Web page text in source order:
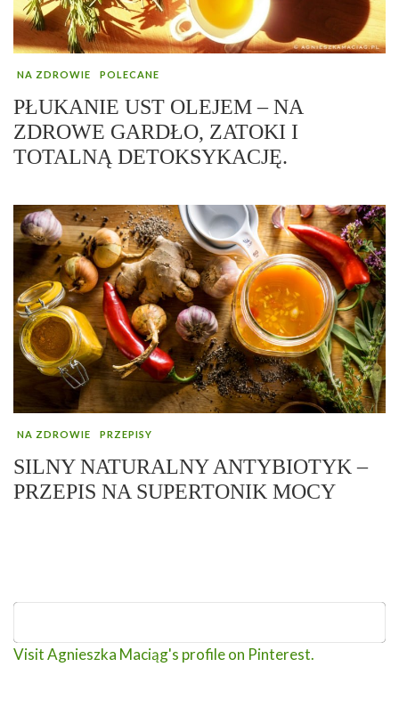
NA ZDROWIE POLECANE
PŁUKANIE UST OLEJEM – NA
ZDROWE GARDŁO, ZATOKI I
TOTALNĄ DETOKSYKACJĘ.
NA ZDROWIE PRZEPISY
SILNY NATURALNY ANTYBIOTYK –
PRZEPIS NA SUPERTONIK MOCY
Visit Agnieszka Maciąg's profile on Pinterest.